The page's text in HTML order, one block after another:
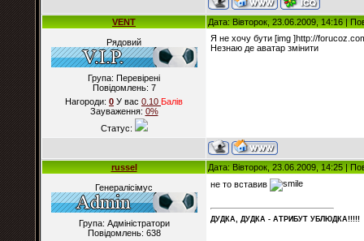
VENT Дата: Вівторок, 23.06.2009, 14:16 |
Рядовий
Група: Перевірені
Повідомлень: 7
Нагороди: 0 У вас 0.10 Балiв
Зауваження: 0%
Статус:
Я не хочу бути [img ]http://
Незнаю де аватар змінити
russel Дата: Вівторок, 23.06.2009, 14:25 |
Генералісімус
Група: Адміністратори
Повідомлень: 638
не то вставив
ДУДКА, ДУДКА - АТРИБУT УБЛЮДКА!!!!!